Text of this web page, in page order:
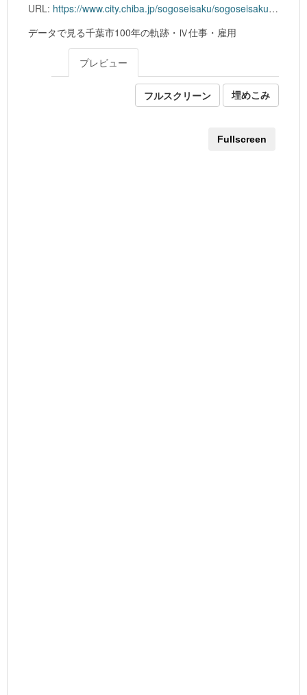
URL: https://www.city.chiba.jp/sogoseisaku/sogoseisaku/identitysuishin/documents/4_work.xlsx
データで見る千葉市100年の軌跡・Ⅳ仕事・雇用
プレビュー
フルスクリーン 埋めこみ
Fullscreen